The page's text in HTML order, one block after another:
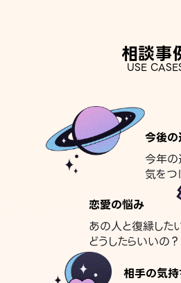
相談事
USE
今後
今年
気をつ
恋愛の悩み
あの人と復縁した
どうしたらいいの？
相手の気持